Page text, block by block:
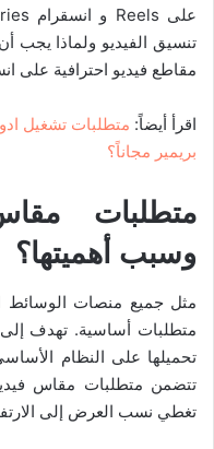
تنسيق الفيديو ولماذا يجب
مقاطع فيديو احترافية على
اقرأ أيضاً:
بريمير مجاناً؟
متطلبات
وسبب أهميتها؟
مثل جميع منصات الوسائط
متطلبات أساسية. تهدف
تحميلها على النظام
تتضمن متطلبات مقاس
تغطي نسب العرض إلى